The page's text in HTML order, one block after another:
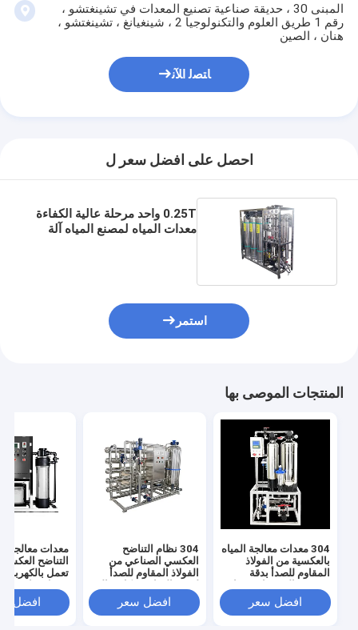
المبنى 30 ، حديقة صناعية تصنيع المعدات في تشينغتشو ،
رقم 1 طريق العلوم والتكنولوجيا 2 ، شينغيانغ ، تشينغتشو ،
هنان ، الصين
ﺎﺘﺼﻟ ﺍﻶﻧ
احصل على افضل سعر ل
0.25T واحد مرحلة عالية الكفاءة
معدات المياه لمصنع المياه آلة
استمر
المنتجات الموصى بها
304 معدات معالجة المياه
بالعكسية من الفولاذ
المقاوم للصدأ بدقة
مدخل المياه 0.3MPAافضل سعر
304 نظام التناضح
العكسي الصناعي من
الفولاذ المقاوم للصدأ
ودائم
افضل سعر
معدات معالجة
التناضح
تعمل
باسكال ودقة
جدًا
افضل